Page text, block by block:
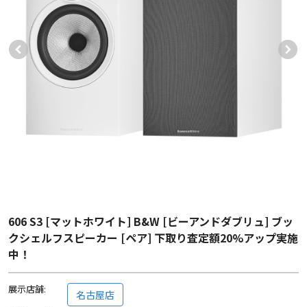
606 S3 [マットホワイト] B&W [ビーアンドダブリュ] ブッ
クシェルフスピーカー [ペア] 下取り査定額20%アップ実施
中！
展示店舗: 名古屋店